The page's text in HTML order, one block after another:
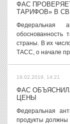
ФАС
ТАРИФОВ» В
Федеральная
обоснованность
страны. В их
ТАСС, о начале
19.02.2019, 14:21
ФАС
ЦЕНЫ
Федеральная
продукты должны